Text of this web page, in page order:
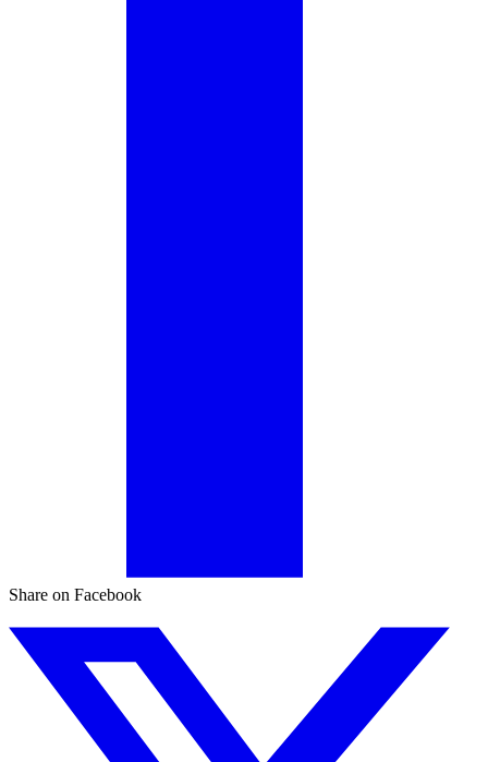
Share on Facebook